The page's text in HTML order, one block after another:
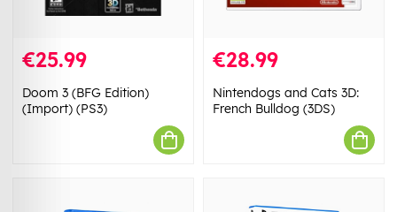
€25.99
Doom 3 (BFG Edition)
(Import) (PS3)
€28.99
Nintendogs and Cats 3D:
French Bulldog (3DS)